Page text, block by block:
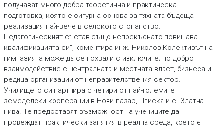
получават много добра теоретична и практическа
подготовка, която е сигурна основа за тяхната бъдеща
реализация най-вече в селското стопанство.
Педагогическият състав също непрекъснато повишава
квалификацията си“, коментира инж. Николов.Колективът на
гимназията може да се похвали с изключително добро
взаимодействие с централната и местната власт, бизнеса и
редица организации от неправителствения сектор.
Училището си партнира с четири от най-големите
земеделски кооперации в Нови пазар, Плиска и с. Златна
нива. Те предоставят възможност на учениците да
провеждат практически занятия в реална среда, което е